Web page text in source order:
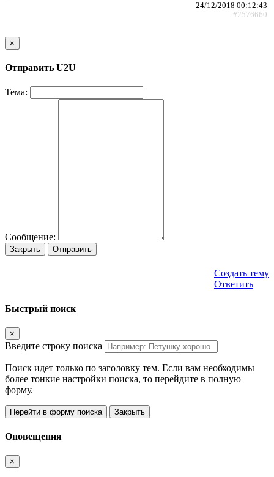
24/12/2018 00:12:43
#2576660
×
Отправить U2U
Тема:
Сообщение:
Закрыть Отправить
Создать тему
Ответить
Быстрый поиск
×
Введите строку поиска
Поиск идет только по заголовку тем. Если вам необходимы
более тонкие настройки поиска, то перейдите в полную
форму.
Перейти в форму поиска Закрыть
Оповещения
×